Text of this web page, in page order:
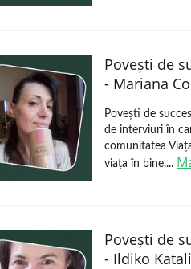
Povești de
- Mariana
Povești de
de interviuri în
comunitatea
viața în bine....
Povești de
- Ildiko